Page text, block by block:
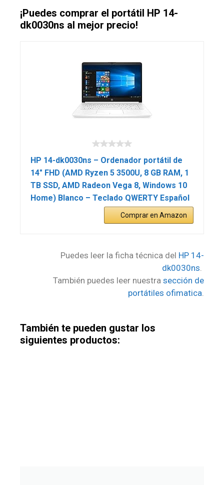
¡Puedes comprar el portátil HP 14-
dk0030ns al mejor precio!
HP 14-dk0030ns – Ordenador portátil de
14″ FHD (AMD Ryzen 5 3500U, 8 GB RAM, 1
TB SSD, AMD Radeon Vega 8, Windows 10
Home) Blanco – Teclado QWERTY Español
Comprar en Amazon
Puedes leer la ficha técnica del HP 14-
dk0030ns
También puedes leer nuestra sección de
portátiles ofimatica
También te pueden gustar los
siguientes productos: